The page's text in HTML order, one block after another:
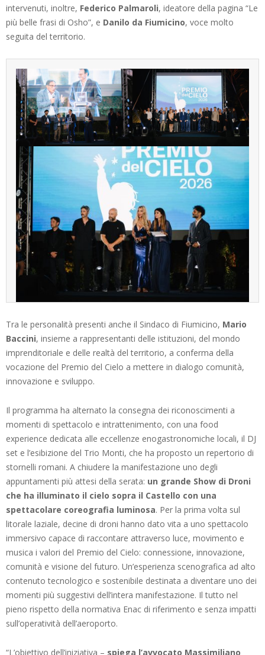
intervenuti, inoltre, Federico Palmaroli, ideatore della pagina “Le
più belle frasi di Osho”, e Danilo da Fiumicino, voce molto
seguita del territorio.
Tra le personalità presenti anche il Sindaco di Fiumicino, Mario
Baccini, insieme a rappresentanti delle istituzioni, del mondo
imprenditoriale e delle realtà del territorio, a conferma della
vocazione del Premio del Cielo a mettere in dialogo comunità,
innovazione e sviluppo.
Il programma ha alternato la consegna dei riconoscimenti a
momenti di spettacolo e intrattenimento, con una food
experience dedicata alle eccellenze enogastronomiche locali, il DJ
set e l’esibizione del Trio Monti, che ha proposto un repertorio di
stornelli romani. A chiudere la manifestazione uno degli
appuntamenti più attesi della serata: un grande Show di Droni
che ha illuminato il cielo sopra il Castello con una
spettacolare coreografia luminosa. Per la prima volta sul
litorale laziale, decine di droni hanno dato vita a uno spettacolo
immersivo capace di raccontare attraverso luce, movimento e
musica i valori del Premio del Cielo: connessione, innovazione,
comunità e visione del futuro. Un’esperienza scenografica ad alto
contenuto tecnologico e sostenibile destinata a diventare uno dei
momenti più suggestivi dell’intera manifestazione. Il tutto nel
pieno rispetto della normativa Enac di riferimento e senza impatti
sull’operatività dell’aeroporto.
“L’obiettivo dell’iniziativa – spiega l’avvocato Massimiliano